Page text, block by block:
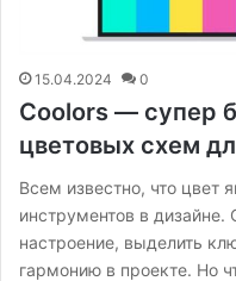
15.04.2024 0
Coolors — супер
цветовых схем
Всем известно, что цвет
инструментов в дизайне.
настроение, выделить
гармонию в проекте. Но